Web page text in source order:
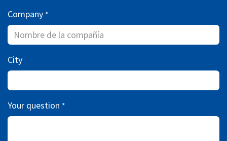
Company *
City
Your question *